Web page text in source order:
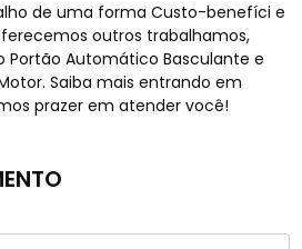
de uma forma Custo-benefíci e
outros trabalhamos,
Portão Automático Basculante e
Saiba mais entrando em
prazer em atender você!